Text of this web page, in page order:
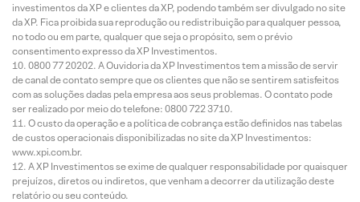
investimentos da XP e clientes da XP, podendo também ser divulgado no site
da XP. Fica proibida sua reprodução ou redistribuição para qualquer pessoa,
no todo ou em parte, qualquer que seja o propósito, sem o prévio
consentimento expresso da XP Investimentos.
0800 77 20202. A Ouvidoria da XP Investimentos tem a missão de servir
de canal de contato sempre que os clientes que não se sentirem satisfeitos
com as soluções dadas pela empresa aos seus problemas. O contato pode
ser realizado por meio do telefone: 0800 722 3710.
O custo da operação e a política de cobrança estão definidos nas tabelas
de custos operacionais disponibilizadas no site da XP Investimentos:
www.xpi.com.br.
A XP Investimentos se exime de qualquer responsabilidade por quaisquer
prejuízos, diretos ou indiretos, que venham a decorrer da utilização deste
relatório ou seu conteúdo.